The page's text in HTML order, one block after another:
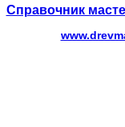
Справочник